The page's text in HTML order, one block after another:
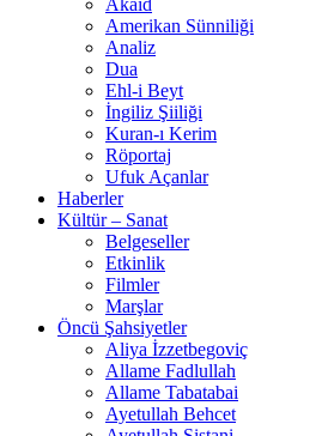
Akaid
Amerikan Sünniliği
Analiz
Dua
Ehl-i Beyt
İngiliz Şiiliği
Kuran-ı Kerim
Röportaj
Ufuk Açanlar
Haberler
Kültür – Sanat
Belgeseller
Etkinlik
Filmler
Marşlar
Öncü Şahsiyetler
Aliya İzzetbegoviç
Allame Fadlullah
Allame Tabatabai
Ayetullah Behcet